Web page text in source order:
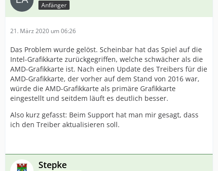
Anfänger
21. März 2020 um 06:26
Das Problem wurde gelöst. Scheinbar hat das Spiel auf die
Intel-Grafikkarte zurückgegriffen, welche schwächer als die
AMD-Grafikkarte ist. Nach einen Update des Treibers für die
AMD-Grafikkarte, der vorher auf dem Stand von 2016 war,
würde die AMD-Grafikkarte als primäre Grafikkarte
eingestellt und seitdem läuft es deutlich besser.
Also kurz gefasst: Beim Support hat man mir gesagt, dass
ich den Treiber aktualisieren soll.
Stepke